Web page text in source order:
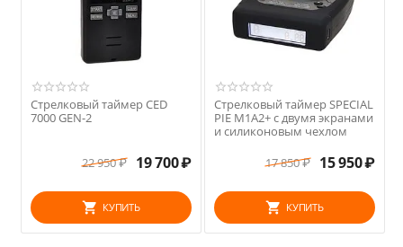
Стрелковый таймер CED
7000 GEN-2
22 950₽ 19 700₽
КУПИТЬ
Стрелковый таймер SPECIAL
PIE M1A2+ с двумя экранами
и силиконовым чехлом
17 850₽ 15 950₽
КУПИТЬ